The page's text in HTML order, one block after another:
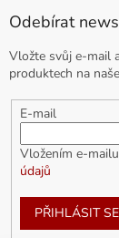
Odebírat
Vložte svůj e-mail
produktech na
E-mail
Vložením e-
údajů
PŘIHLÁSIT SE